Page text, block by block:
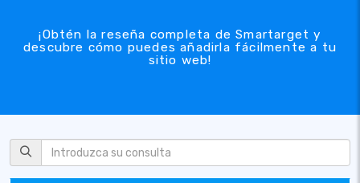
¡Obtén la reseña completa de Smartarget y
descubre cómo puedes añadirla fácilmente a tu
sitio web!